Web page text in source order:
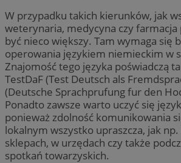
W przypadku takich kierunków, jak
weterynaria, medycyna czy
być nieco większy. Tam wymaga się
operowania językiem niemieckim w
Znajomość tego języka poświadczą
TestDaF (Test Deutsch als
(Deutsche Sprachprufung fur den
Ponadto zawsze warto uczyć się
ponieważ zdolność komunikowania
lokalnym wszystko upraszcza, jak
sklepach, w urzędach czy także
spotkań towarzyskich.